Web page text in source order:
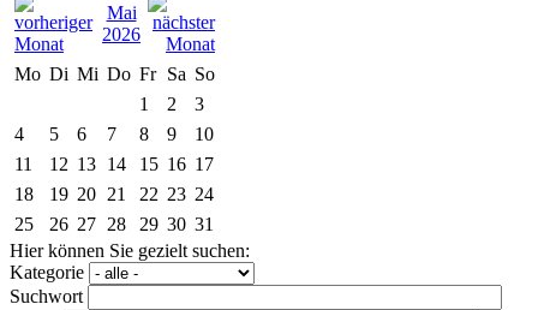
Mai
2026
Mo Di Mi Do Fr Sa So
1
2
3
4
5 6 7 8 9
10
11
12 13 14 15 16 17
18
19 20 21 22 23 24
25
26 27 28 29 30 31
Hier können Sie gezielt suchen:
Kategorie
Suchwort